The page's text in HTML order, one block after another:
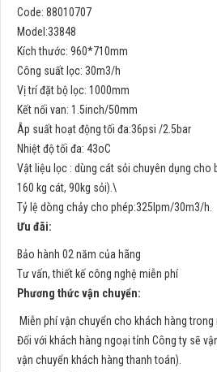
Code: 88010707
Model:33848
Kích thước: 960*710mm
Công suất lọc: 30m3/h
Vị trí đặt bộ lọc: 1000mm
Kết nối van: 1.5inch/50mm
Âp suất hoạt động tối đa:36psi /2.5bar
Nhiệt độ tối đa: 43oC
Vật liệu lọc : dùng cát sỏi chuyên dụng
160 kg cát, 90kg sỏi).\
Tỷ lệ dòng chảy cho phép:325lpm/30m3/h.
Ưu đãi:
Bảo hành 02 năm của hãng
Tư vấn, thiết kế công nghệ miễn phí
Phương thức vận chuyển:
Miễn phí vận chuyển cho khách hàng trong
Đối với khách hàng ngoại tỉnh Công ty sẽ
vận chuyển khách hàng thanh toán).